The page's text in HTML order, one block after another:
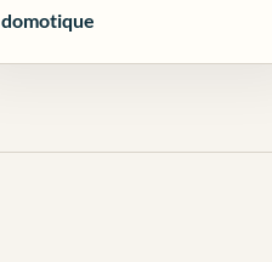
domotique